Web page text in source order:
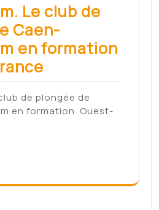
Le club de
Caen-
en formation
de plongée de
en formation Ouest-